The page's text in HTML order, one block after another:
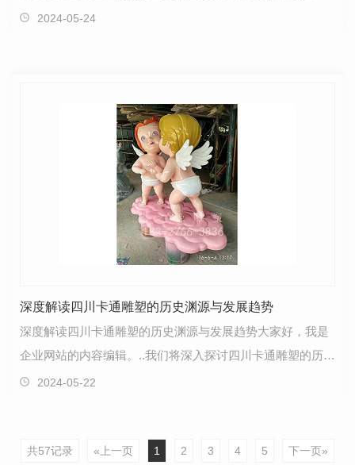
年，勾起了无尽的回忆。这些雕塑不仅仅是简单的形象…
2024-05-24
深度解读四川卡通雕塑的历史渊源与发展趋势
深度解读四川卡通雕塑的历史渊源与发展趋势大家好，我是
企业网站的内容编辑。..我们将深入探讨四川卡通雕塑的历史
根源和未来发展方向。四川卡通雕塑源远流长，承载…
2024-05-22
共57记录 «上一页 1 2 3 4 5 下一页»